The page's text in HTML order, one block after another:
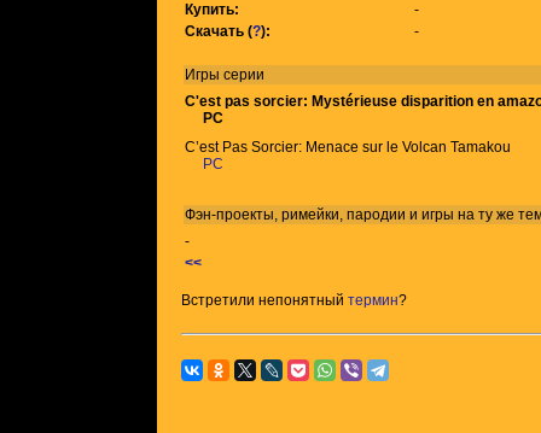
Купить:
-
Скачать (?): -
Игры серии
C'est pas sorcier: Mystérieuse disparition en
PC
C’est Pas Sorcier: Menace sur le Volcan Tamakou
PC
Фэн-проекты, римейки, пародии и игры на ту же
-
<<
Встретили непонятный термин?